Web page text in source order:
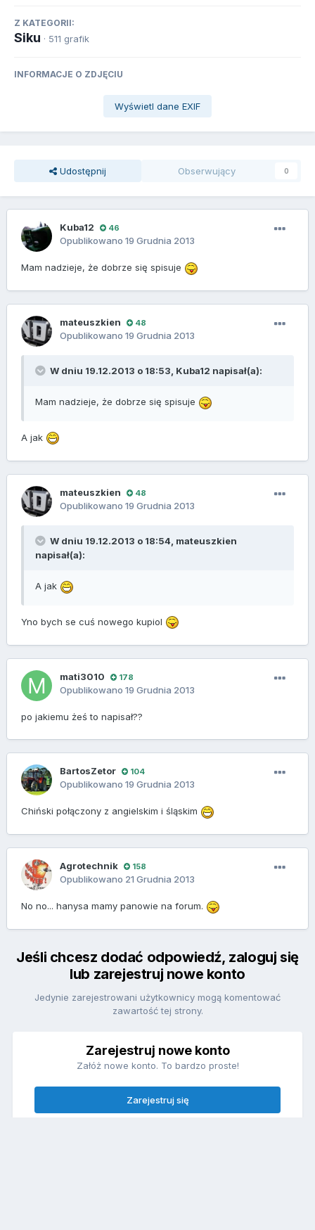
Z KATEGORII:
Siku · 511 grafik
INFORMACJE O ZDJĘCIU
Wyświetl dane EXIF
Udostępnij Obserwujący 0
Kuba12 46
Opublikowano 19 Grudnia 2013
Mam nadzieje, że dobrze się spisuje
mateuszkien 48
Opublikowano 19 Grudnia 2013
W dniu 19.12.2013 o 18:53, Kuba12 napisał(a):
Mam nadzieje, że dobrze się spisuje
A jak
mateuszkien 48
Opublikowano 19 Grudnia 2013
W dniu 19.12.2013 o 18:54, mateuszkien
napisał(a):
A jak
Yno bych se cuś nowego kupiol
mati3010 178
Opublikowano 19 Grudnia 2013
po jakiemu żeś to napisał??
BartosZetor 104
Opublikowano 19 Grudnia 2013
Chiński połączony z angielskim i śląskim
Agrotechnik 158
Opublikowano 21 Grudnia 2013
No no... hanysa mamy panowie na forum.
Jeśli chcesz dodać odpowiedź, zaloguj się
lub zarejestruj nowe konto
Jedynie zarejestrowani użytkownicy mogą komentować
zawartość tej strony.
Zarejestruj nowe konto
Załóż nowe konto. To bardzo proste!
Zarejestruj się